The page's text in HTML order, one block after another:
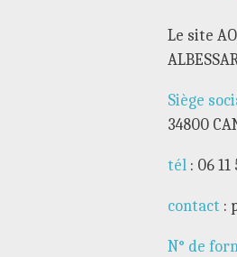
Le site
Siège
34800
tél : 06 11
contact :
N° de